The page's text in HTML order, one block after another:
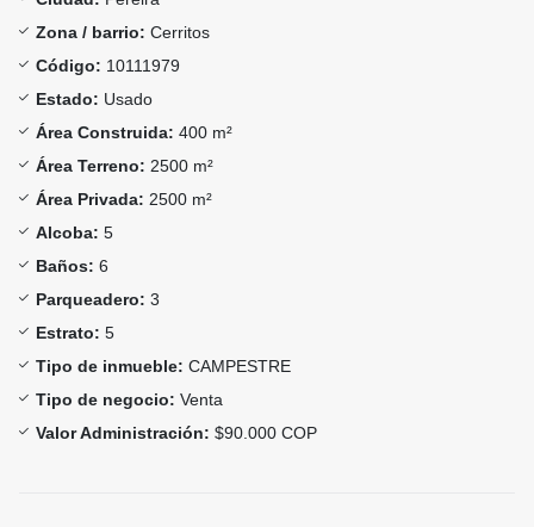
Zona / barrio: Cerritos
Código: 10111979
Estado: Usado
Área Construida: 400 m²
Área Terreno: 2500 m²
Área Privada: 2500 m²
Alcoba: 5
Baños: 6
Parqueadero: 3
Estrato: 5
Tipo de inmueble: CAMPESTRE
Tipo de negocio: Venta
Valor Administración: $90.000 COP